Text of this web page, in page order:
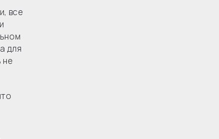
все
для
не